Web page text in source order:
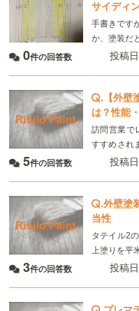
サイディ
手書きです
か、塗装だ
色を変え
0件の回答数 投稿
. 【外
は？性能
訪問営業で
すすめされ
もりでし
5件の回答数 投稿
.外壁塗
当性
タテイル2
上塗りを平
これが定
3件の回答数 投稿